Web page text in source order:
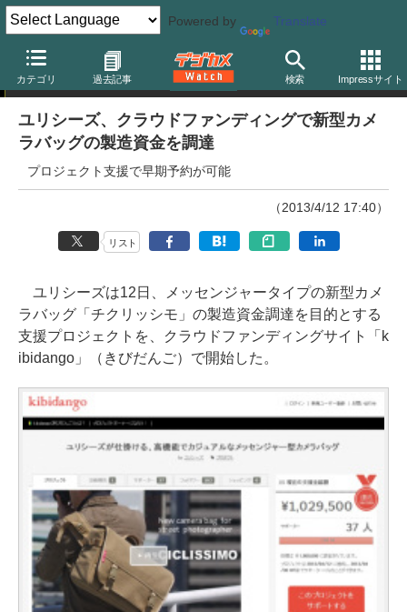
Powered by Translate
カテゴリ 過去記事 検索 Impressサイト
ニュース
ユリシーズ、クラウドファンディングで新型カメ
ラバッグの製造資金を調達
プロジェクト支援で早期予約が可能
（2013/4/12 17:40）
リスト
ユリシーズは12日、メッセンジャータイプの新型カメ
ラバッグ「チクリッシモ」の製造資金調達を目的とする
支援プロジェクトを、クラウドファンディングサイト「k
ibidango」（きびだんご）で開始した。